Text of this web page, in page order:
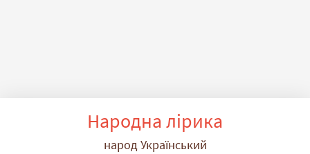
Народна лірика
народ Український